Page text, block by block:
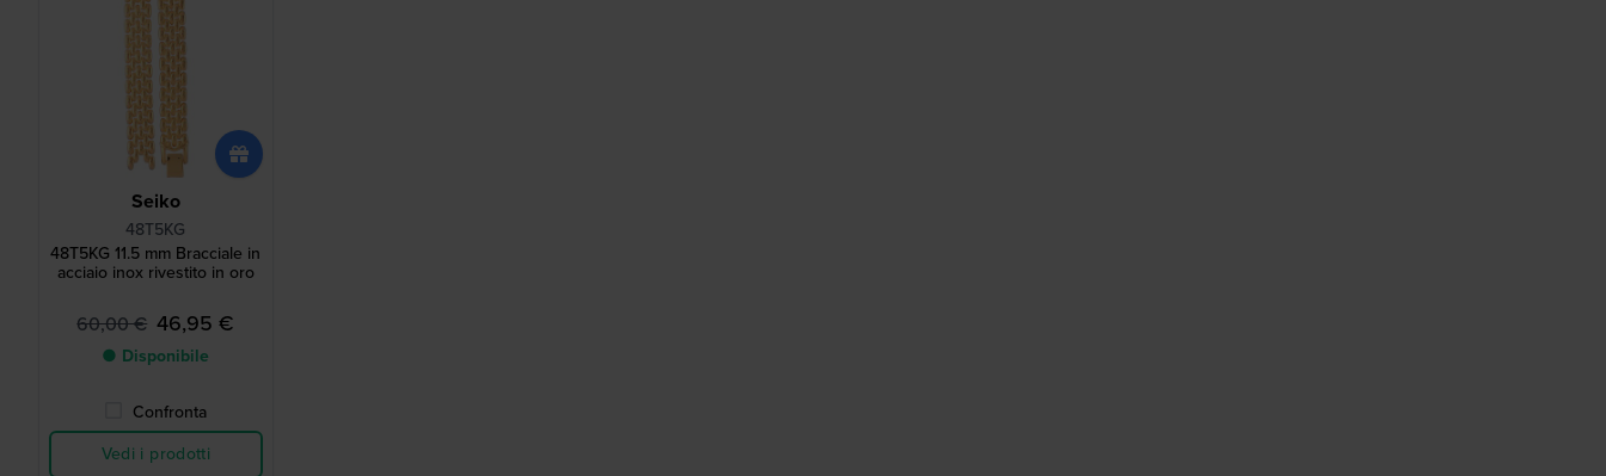
Seiko
48T5KG
48T5KG 11.5 mm Bracciale in
acciaio inox rivestito in oro
60,00 € 46,95 €
● Disponibile
Confronta
Vedi i prodotti